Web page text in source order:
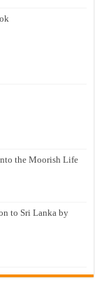
the Moorish Life
to Sri Lanka by